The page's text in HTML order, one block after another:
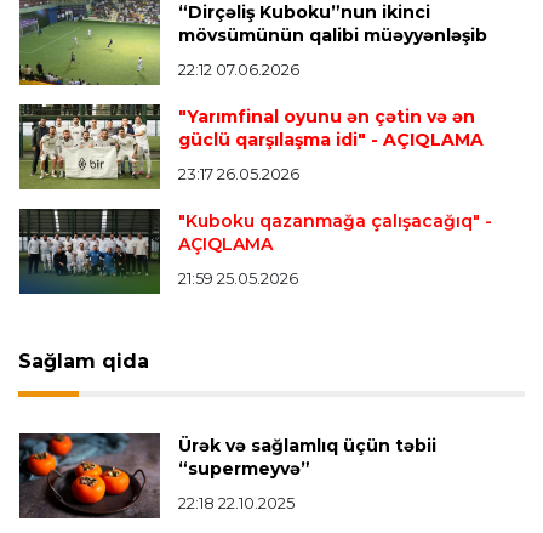
Transfer 22:57 07.08.2026
"Qranada" Zinəddin Zidanın oğlu ilə yollarını
ayırdı
Transfer 22:54 07.08.2026
"Mançester Siti" argentinalı qapıçını transfer
edir
Offside 19:46 07.08.2026
bürünc medalın sahibi müəyyənləşdi
Misli Premyer liqa 16:52 07.08.2026
"Zirə" Namik Ələskərovla yollarını ayırdı
“Dirçəliş Kuboku”nun ikinci
mövsümünün qalibi müəyyənləşib
22:12 07.06.2026
"Yarımfinal oyunu ən çətin və ən
güclü qarşılaşma idi" - AÇIQLAMA
23:17 26.05.2026
"Kuboku qazanmağa çalışacağıq" -
AÇIQLAMA
21:59 25.05.2026
Sağlam qida
Ürək və sağlamlıq üçün təbii
“supermeyvə”
22:18 22.10.2025